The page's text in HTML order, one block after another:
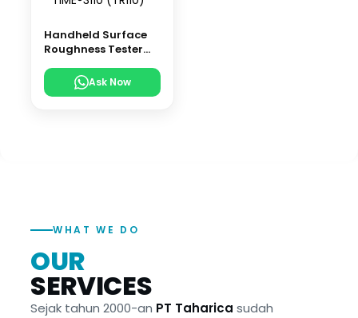
Handheld Surface
Roughness Tester
Ask Now
WHAT WE DO
OUR
SERVICES
Sejak tahun 2000-an PT Taharica sudah